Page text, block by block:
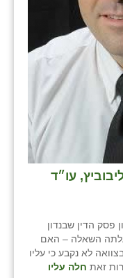
עו״ד
פסק הדין שבנדון
השאלה – האם
לא נקבע כי עליו
זאת חלה עליו